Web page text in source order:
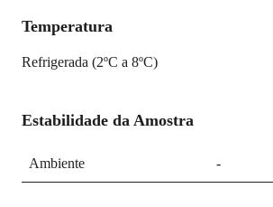
Temperatura
Refrigerada (2ºC a 8ºC)
Estabilidade da Amostra
Ambiente -